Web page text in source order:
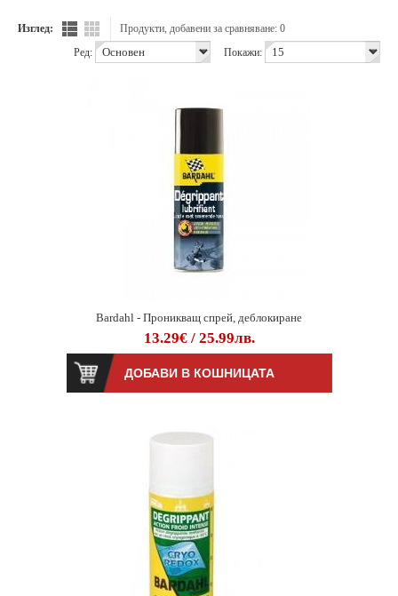
Изглед:
Продукти, добавени за сравняване: 0
Покажи:
Ред:
Bardahl - Проникващ спрей, деблокиране
13.29€ / 25.99лв.